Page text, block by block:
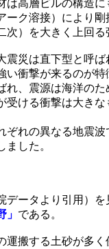
は高層ビルの構造
ーク溶接）により
次）を大きく上回
震災は直下型と呼ば
い衝撃が来るのが特
れ、震源は海洋のた
受ける衝撃は大きな
ぞれの異なる地震波
した。
ータより引用）を
」 である。
搬する土砂が多く